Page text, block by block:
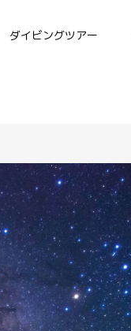
ダイビングツアー